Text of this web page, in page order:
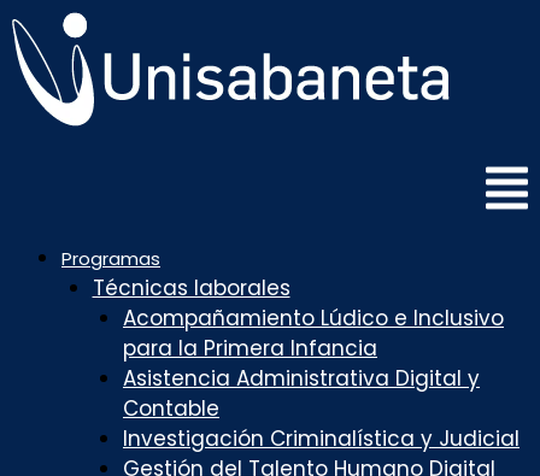
Saltar
al
contenido
Programas
Técnicas laborales
Acompañamiento Lúdico e Inclusivo
para la Primera Infancia
Asistencia Administrativa Digital y
Contable
Investigación Criminalística y Judicial
Gestión del Talento Humano Digital